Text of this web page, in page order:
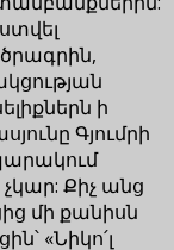
ի
Գյումրի
Քիչ անց
մի քանիսն
«Նիկո՛լ